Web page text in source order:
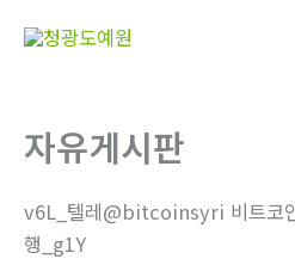
자유게시판
v6L_텔레@bitcoinsyri 비트코
행_g1Y